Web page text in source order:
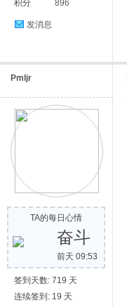
积分 896
发消息
Pmljr
TA的每日心情
奋斗
前天 09:53
签到天数: 719 天
连续签到: 19 天